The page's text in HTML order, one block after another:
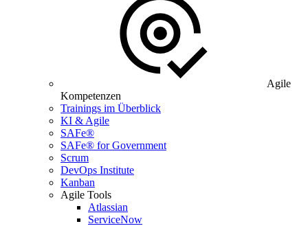
Agile
Kompetenzen
Trainings im Überblick
KI & Agile
SAFe®
SAFe® for Government
Scrum
DevOps Institute
Kanban
Agile Tools
Atlassian
ServiceNow